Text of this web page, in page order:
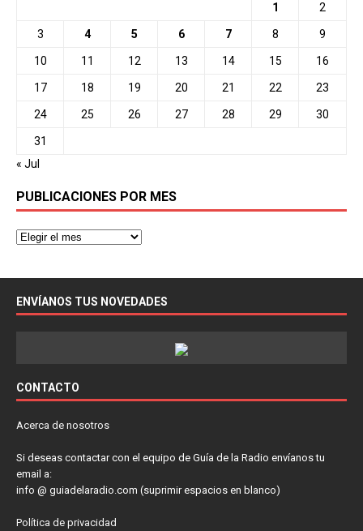
1 2
3 4 5 6 7 8 9
10 11 12 13 14 15 16
17 18 19 20 21 22 23
24 25 26 27 28 29 30
31
« Jul
PUBLICACIONES POR MES
ENVÍANOS TUS NOVEDADES
CONTACTO
Acerca de nosotros
Si deseas contactar con el equipo de Guía de la Radio envíanos tu
email a:
info @ guiadelaradio.com (suprimir espacios en blanco)
Política de privacidad